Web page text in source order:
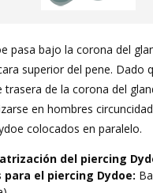
pasa bajo la corona del
superior del pene. Dado
trasera de la corona del
en hombres
colocados en paralelo.
del piercing
para el piercing Dydoe: